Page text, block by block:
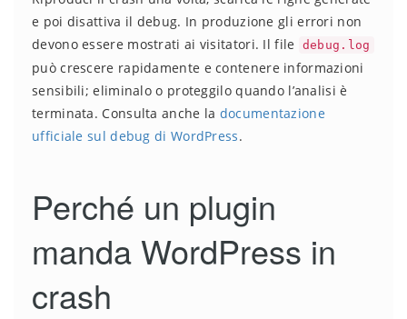
e poi disattiva il debug. In produzione gli errori non
devono essere mostrati ai visitatori. Il file
debug.log
può crescere rapidamente e contenere informazioni
sensibili; eliminalo o proteggilo quando l’analisi è
terminata. Consulta anche la documentazione
ufficiale sul debug di WordPress.
Perché un plugin
manda WordPress in
crash